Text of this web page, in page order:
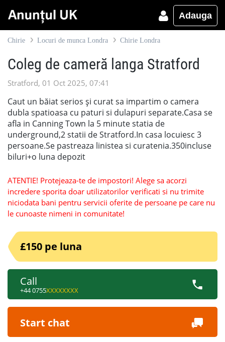
Adauga
Chirie Locuri de munca Londra Chirie Londra
Coleg de cameră langa Stratford
Stratford, 01 Oct 2025, 07:41
Caut un băiat serios și curat sa impartim o camera
dubla spatioasa cu paturi si dulapuri separate.Casa se
afla in Canning Town la 5 minute statia de
underground,2 statii de Stratford.In casa locuiesc 3
persoane.Se pastreaza linistea si curatenia.350incluse
biluri+o luna depozit
ATENTIE! Protejeaza-te de impostori! Alege sa acorzi
incredere sporita doar utilizatorilor verificati si nu trimite
niciodata bani pentru servicii oferite de persoane pe care nu
le cunoaste nimeni in comunitate!
£150 pe luna
Call
+44 0755XXXXXXXX
Start chat